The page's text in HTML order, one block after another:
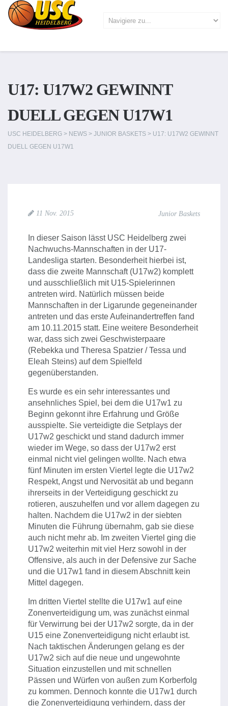
U17: U17W2 GEWINNT
DUELL GEGEN U17W1
USC HEIDELBERG > NEWS > JUNIOR BASKETS > U17: U17W2 GEWINNT
DUELL GEGEN U17W1
11 Nov. 2015 Junior Baskets
In dieser Saison lässt USC Heidelberg zwei
Nachwuchs-Mannschaften in der U17-
Landesliga starten. Besonderheit hierbei ist,
dass die zweite Mannschaft (U17w2) komplett
und ausschließlich mit U15-Spielerinnen
antreten wird. Natürlich müssen beide
Mannschaften in der Ligarunde gegeneinander
antreten und das erste Aufeinandertreffen fand
am 10.11.2015 statt. Eine weitere Besonderheit
war, dass sich zwei Geschwisterpaare
(Rebekka und Theresa Spatzier / Tessa und
Eleah Steins) auf dem Spielfeld
gegenüberstanden.
Es wurde es ein sehr interessantes und
ansehnliches Spiel, bei dem die U17w1 zu
Beginn gekonnt ihre Erfahrung und Größe
ausspielte. Sie verteidigte die Setplays der
U17w2 geschickt und stand dadurch immer
wieder im Wege, so dass der U17w2 erst
einmal nicht viel gelingen wollte. Nach etwa
fünf Minuten im ersten Viertel legte die U17w2
Respekt, Angst und Nervosität ab und begann
ihrerseits in der Verteidigung geschickt zu
rotieren, auszuhelfen und vor allem dagegen zu
halten. Nachdem die U17w2 in der siebten
Minuten die Führung übernahm, gab sie diese
auch nicht mehr ab. Im zweiten Viertel ging die
U17w2 weiterhin mit viel Herz sowohl in der
Offensive, als auch in der Defensive zur Sache
und die U17w1 fand in diesem Abschnitt kein
Mittel dagegen.
Im dritten Viertel stellte die U17w1 auf eine
Zonenverteidigung um, was zunächst einmal
für Verwirrung bei der U17w2 sorgte, da in der
U15 eine Zonenverteidigung nicht erlaubt ist.
Nach taktischen Änderungen gelang es der
U17w2 sich auf die neue und ungewohnte
Situation einzustellen und mit schnellen
Pässen und Würfen von außen zum Korberfolg
zu kommen. Dennoch konnte die U17w1 durch
die Zonenverteidigung verhindern, dass der